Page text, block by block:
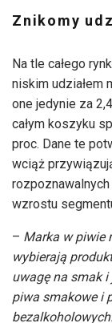
Znikomy
Na tle całego
niskim udziałem
one jedynie za
całym koszyku
proc. Dane te
wciąż
wzrostu
– Marka w piwie
wybierają
uwagę na smak
piwa smakowe i